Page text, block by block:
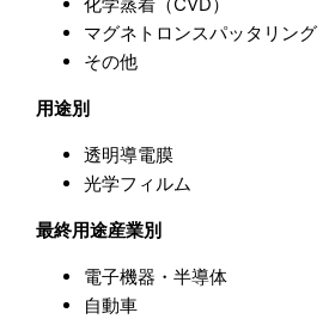
マグネトロンスパッタリング
その他
用途別
透明導電膜
光学フィルム
最終用途産業別
電子機器・半導体
自動車